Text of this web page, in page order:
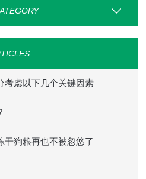
考虑以下几个关键因素
干狗粮再也不被忽悠了